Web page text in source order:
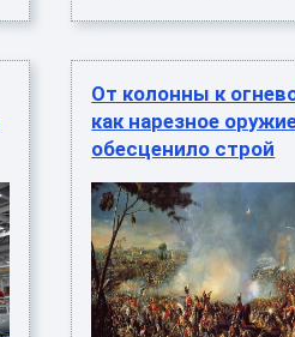
От колонны к
как нарезное
обесценило строй